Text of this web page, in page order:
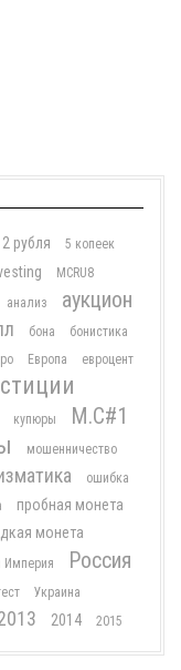
2 рубля 5 копеек
MCRU8
анализ аукцион
бона бонистика
Европа
евроцент
купюры М.С#1
мошенничество
ошибка
пробная монета
монета
Империя Россия
Украина
2014 2015